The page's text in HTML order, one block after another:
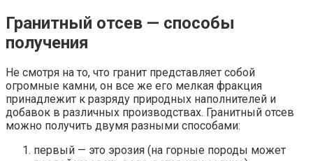
Гранитный отсев — способы
получения
Не смотря на то, что гранит представляет собой
огромные камни, он все же его мелкая фракция
принадлежит к разряду природных наполнителей и
добавок в различных производствах. Гранитный отсев
можно получить двумя разными способами:
первый — это эрозия (на горные породы может